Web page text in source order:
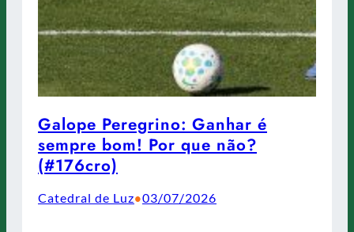
Galope Peregrino: Ganhar é
sempre bom! Por que não?
(#176cro)
Catedral de Luz•03/07/2026